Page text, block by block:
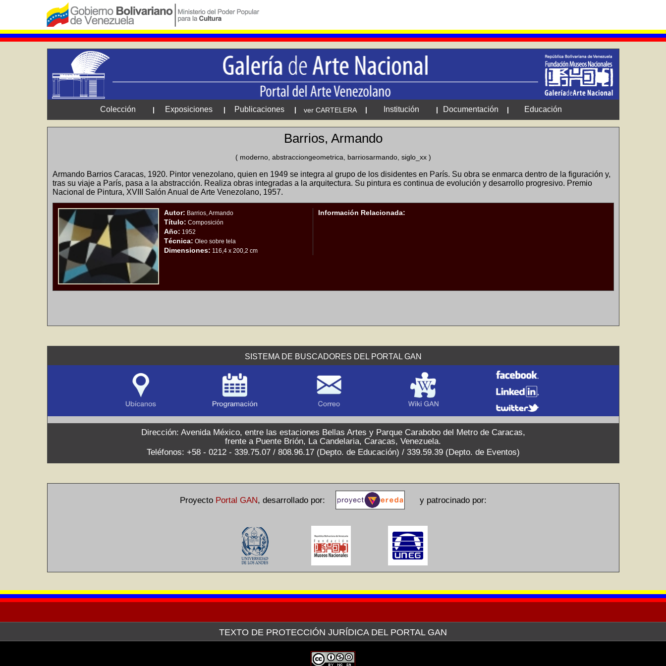
Colección | Exposiciones | Publicaciones | ver CARTELERA | Institución | Documentación | Educación
Barrios, Armando
( moderno, abstracciongeometrica, barriosarmando, siglo_xx )
Armando Barrios Caracas, 1920. Pintor venezolano, quien en 1949 se integra al grupo de los disidentes en París. Su obra se enmarca dentro de la figuración y,
tras su viaje a París, pasa a la abstracción. Realiza obras integradas a la arquitectura. Su pintura es continua de evolución y desarrollo progresivo. Premio
Nacional de Pintura, XVIII Salón Anual de Arte Venezolano, 1957.
Autor: Barrios, Armando
Título: Composición
Año: 1952
Técnica: Oleo sobre tela
Dimensiones: 116,4 x 200,2 cm
Información Relacionada:
SISTEMA DE BUSCADORES DEL PORTAL GAN
Dirección: Avenida México, entre las estaciones Bellas Artes y Parque Carabobo del Metro de Caracas,
frente a Puente Brión, La Candelaria, Caracas, Venezuela.
Teléfonos: +58 - 0212 - 339.75.07 / 808.96.17 (Depto. de Educación) / 339.59.39 (Depto. de Eventos)
Proyecto Portal GAN, desarrollado por: y patrocinado por:
TEXTO DE PROTECCIÓN JURÍDICA DEL PORTAL GAN
La Galería de Arte Nacional, a través de la plataforma tecnológica de la Red Venezolana de Arte (VEREDA) ofrece sus servicios de web
después de haber hecho la consulta pertinente ante el Servicio Autónomo de Propiedad Intelectual (SAPI) en relación a la publicación en